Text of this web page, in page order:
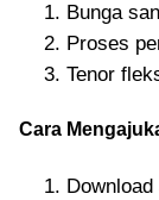
Bunga
Proses
Tenor
Cara